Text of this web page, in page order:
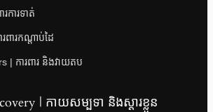
ការទាត់
ារកណ្តាប់ដៃ
| ការពារ និងវាយតប
| កាយសម្បទា និងស្តារខ្លួន